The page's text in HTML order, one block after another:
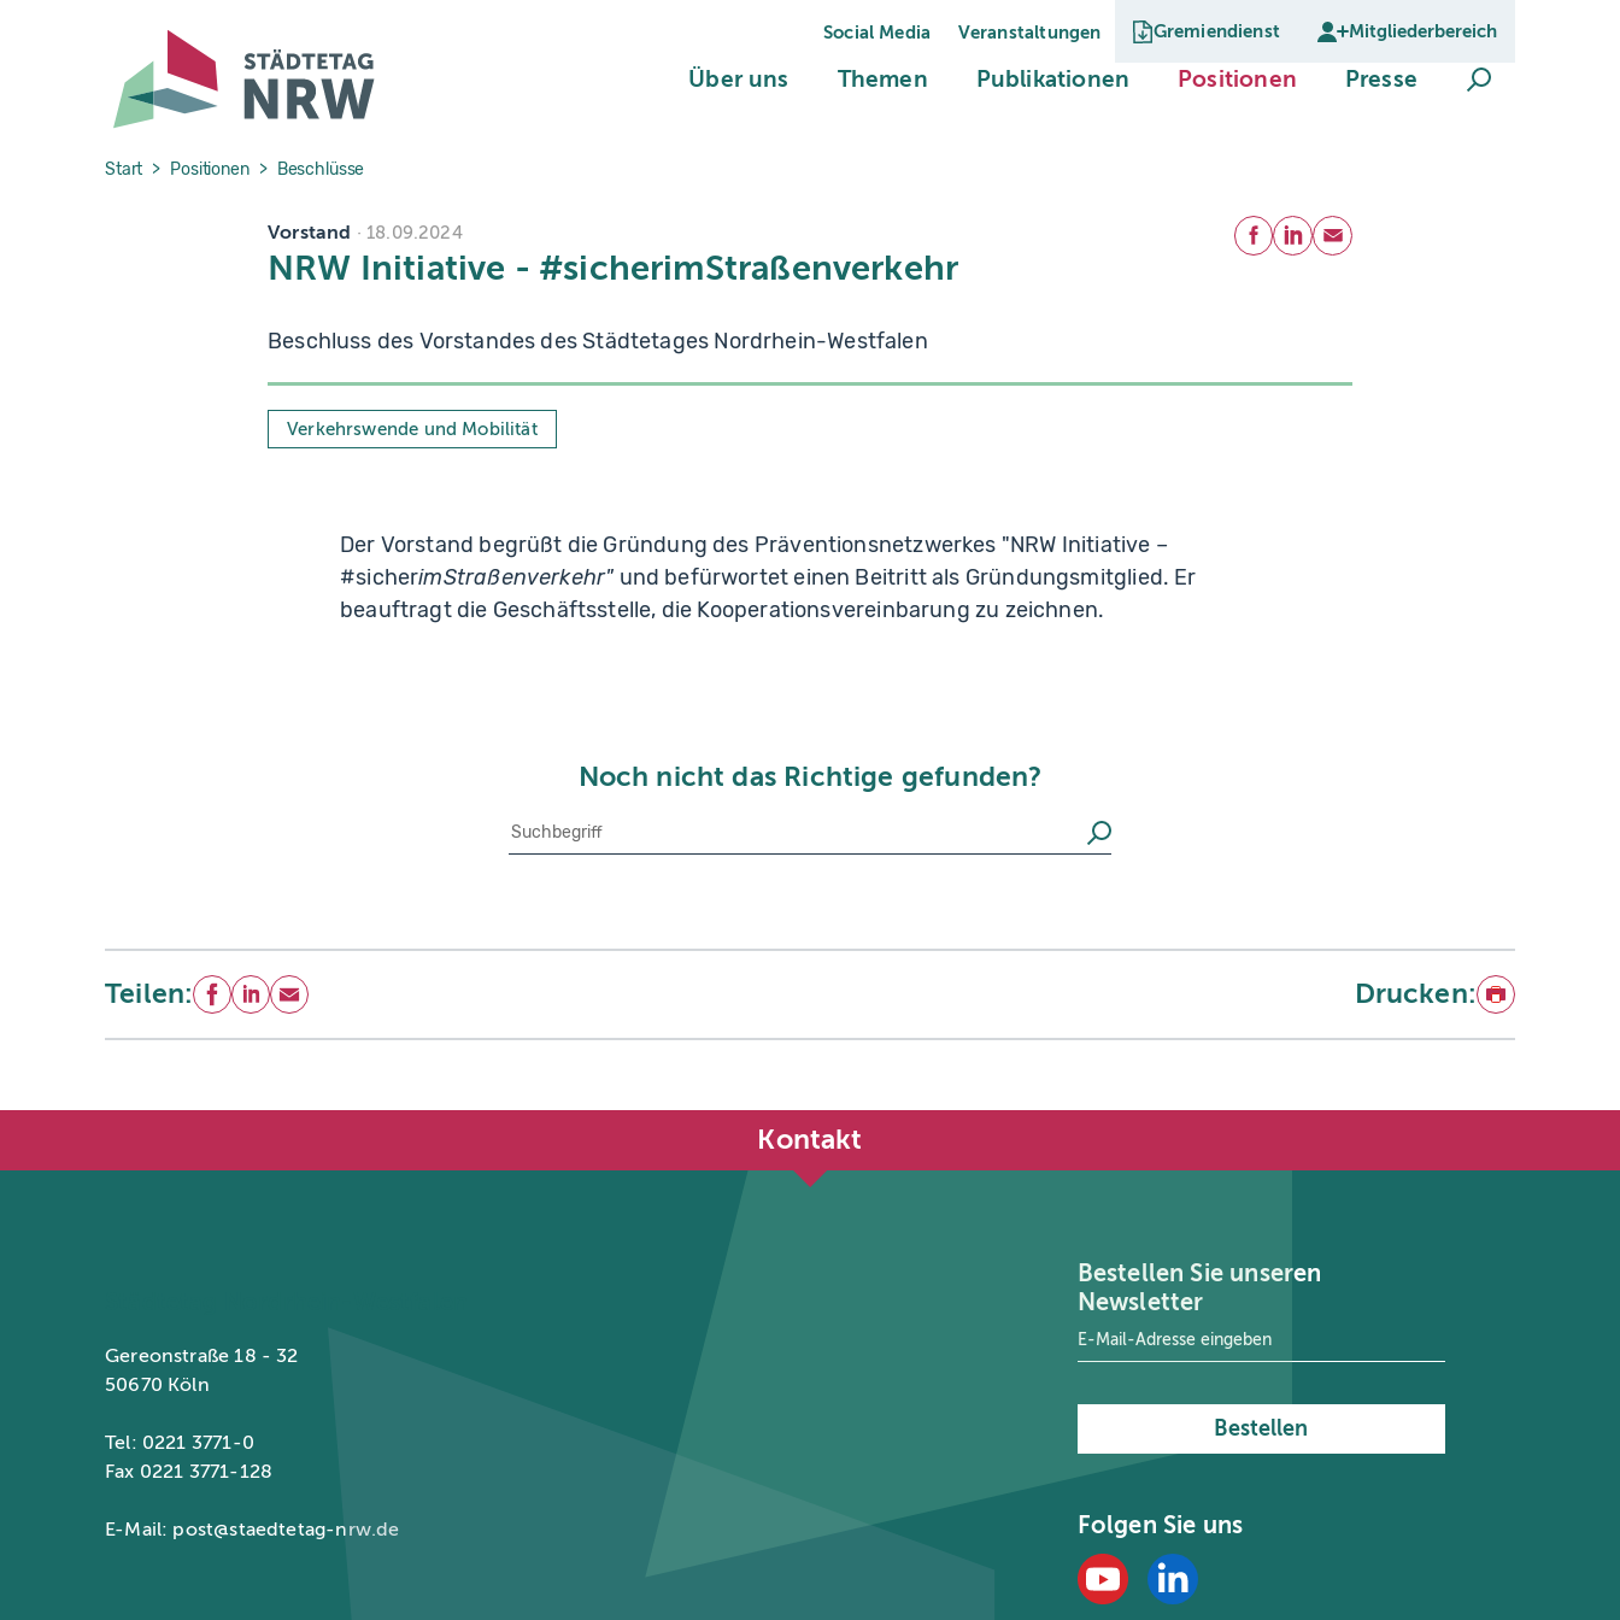
Social Media Veranstaltungen Gremiendienst Mitgliederbereich
Über uns (current)
Themen(current)Publikationen (current)Positionen(current)
Presse (current)Suche öffnen
You are here:
Start Positionen Beschlüsse
Vorstand 18.09.2024
NRW Initiative - #sicherimStraßenverkehr
Beschluss des Vorstandes des Städtetages Nordrhein-Westfalen
Teilen
Facebook
LinkedIn
E-Mail
Verkehrswende und Mobilität
Der Vorstand begrüßt die Gründung des Präventionsnetzwerkes "NRW Initiative –
#sicherimStraßenverkehr" und befürwortet einen Beitritt als Gründungsmitglied. Er
beauftragt die Geschäftsstelle, die Kooperationsvereinbarung zu zeichnen.
Noch nicht das Richtige gefunden?
Suche Suchen
Teilen: Facebook
LinkedIn
E-Mail Drucken: Drucken
Kontakt
Gereonstraße 18 - 32
50670 Köln
Tel: 0221 3771-0
Fax 0221 3771-128
E-Mail: post@staedtetag-nrw.de
Bestellen Sie unseren
Newsletter
E-Mail-Adresse
Bestellen
Folgen Sie uns